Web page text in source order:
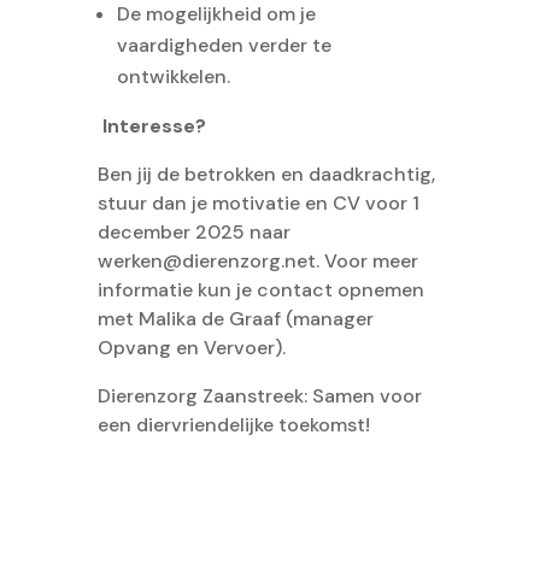
De mogelijkheid om je
vaardigheden verder te
ontwikkelen.
Interesse?
Ben jij de betrokken en daadkrachtig,
stuur dan je motivatie en CV voor 1
december 2025 naar
werken@dierenzorg.net. Voor meer
informatie kun je contact opnemen
met Malika de Graaf (manager
Opvang en Vervoer).
Dierenzorg Zaanstreek: Samen voor
een diervriendelijke toekomst!